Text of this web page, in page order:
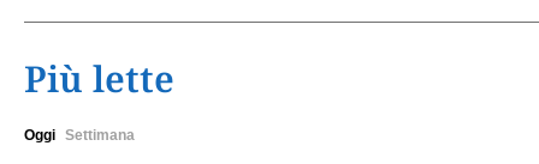
Più lette
Oggi Settimana